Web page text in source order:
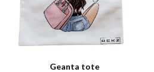
Geanta tote